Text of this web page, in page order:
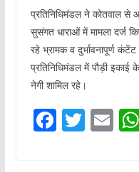
प्रतिनिधिमंडल ने कोतवाल से
सुसंगत धाराओं में मामला दर्ज
रहे भ्रामक व दुर्भावनापूर्ण
प्रतिनिधिमंडल में पौड़ी इकाई
नेगी शामिल रहे।
F T E